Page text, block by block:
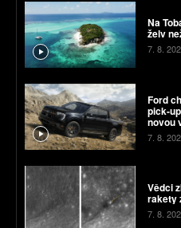
Na
želv
7. 8.
Ford
pick-
novou
7. 8.
Vědci
rakety
7. 8.